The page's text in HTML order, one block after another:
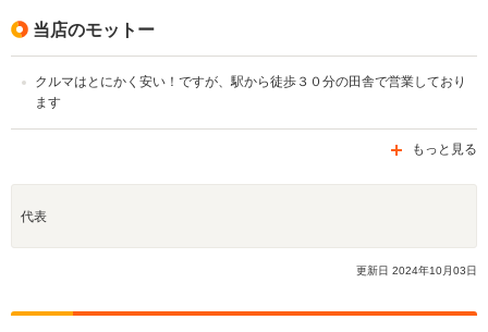
当店のモットー
クルマはとにかく安い！ですが、駅から徒歩３０分の田舎で営業しており
ます
もっと見る
代表
更新日 2024年10月03日